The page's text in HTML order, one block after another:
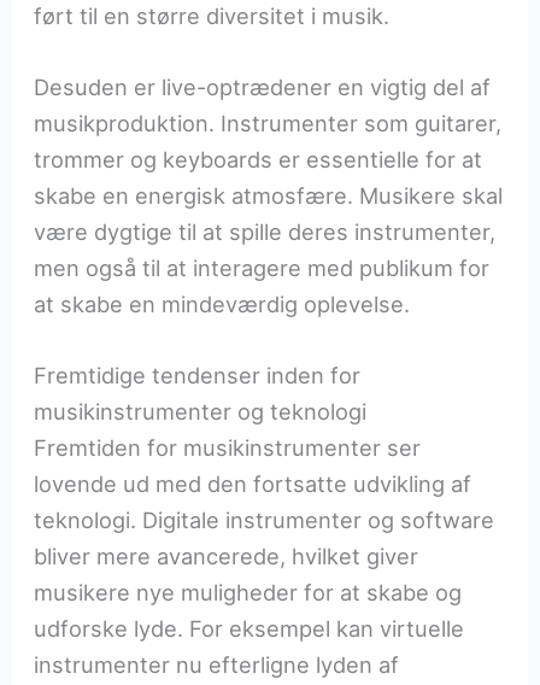
ført til en større diversitet i musik.
Desuden er live-optrædener en vigtig del af
musikproduktion. Instrumenter som guitarer,
trommer og keyboards er essentielle for at
skabe en energisk atmosfære. Musikere skal
være dygtige til at spille deres instrumenter,
men også til at interagere med publikum for
at skabe en mindeværdig oplevelse.
Fremtidige tendenser inden for
musikinstrumenter og teknologi
Fremtiden for musikinstrumenter ser
lovende ud med den fortsatte udvikling af
teknologi. Digitale instrumenter og software
bliver mere avancerede, hvilket giver
musikere nye muligheder for at skabe og
udforske lyde. For eksempel kan virtuelle
instrumenter nu efterligne lyden af